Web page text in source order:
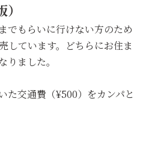
でもらいに行けない方のため
しています。どちらにお住ま
ました。
た交通費（¥500）をカンパと